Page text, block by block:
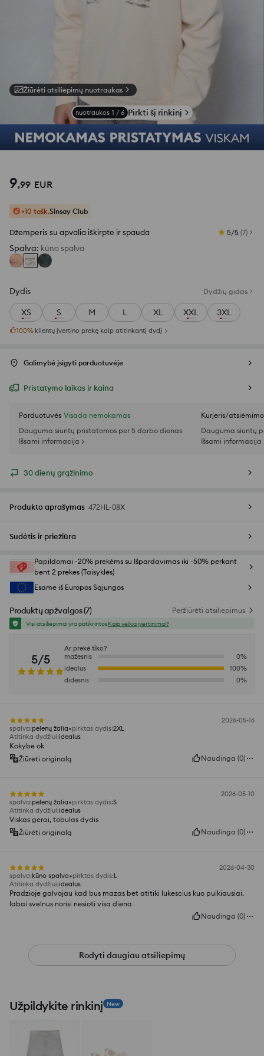
Žiūrėti atsiliepimų nuotraukas
nuotraukos 1 / 6 Pirkti šį rinkinį
9,99 EUR
+10 tašk.Sinsay Club
Džemperis su apvalia iškirpte ir spauda 5/5 (7)
Spalva: kūno spalva
Dydis Dydžių gidas
XS S M L XL XXL 3XL
100% klientų įvertino prekę kaip atitinkantį dydį
Galimybė įsigyti parduotuvėje
Pristatymo laikas ir kaina
Parduotuvės Visada nemokamas
Dauguma siuntų pristatomos per 5 darbo dienas
Išsami informacija >
Kurjeris/
Dauguma siuntų
Išsami informacija
30 dienų grąžinimo
Produkto aprašymas 472HL-08X
Sudėtis ir priežiūra
Papildomai -20% prekėms su Išpardavimas iki -50% perkant
bent 2 prekes (Taisyklės)
Esame iš Europos Sąjungos
Produktų apžvalgos(7) Peržiūrėti atsiliepimus
Visi atsiliepimai yra patikrintosKaip veikia įvertinimai?
5/5
Ar prekė tiko?
mažesnis
0%
idealus
100%
didesnis
0%
2026-05-16
spalva:pelenų žalia pirktas dydis:2XL
Atitinka dydžiui:idealus
Kokybė ok
Žiūrėti originalą
Naudinga (0)
2026-05-10
spalva:pelenų žalia pirktas dydis:S
Atitinka dydžiui:idealus
Viskas gerai, tobulas dydis
Žiūrėti originalą
Naudinga (0)
2026-04-30
spalva:kūno spalva pirktas dydis:L
Atitinka dydžiui:idealus
Pradzioje galvojau kad bus mazas bet atitiki lukescius kuo puikiausiai.
labai svelnus norisi nesioti visa diena
Naudinga (0)
Rodyti daugiau atsiliepimų
Užpildykite rinkinį New